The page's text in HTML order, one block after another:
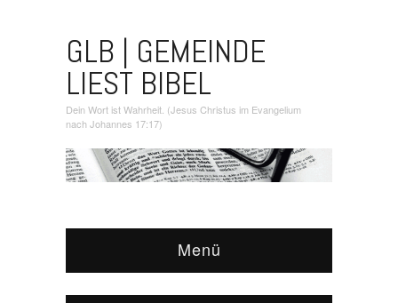
GLB | GEMEINDE
LIEST BIBEL
Dein Wort ist Wahrheit. (Jesus Christus im Evangelium
nach Johannes 17:17)
Menü